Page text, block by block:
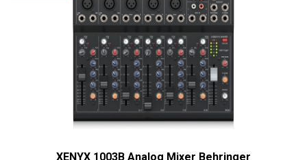
XENYX 1003B Analog Mixer Behringer